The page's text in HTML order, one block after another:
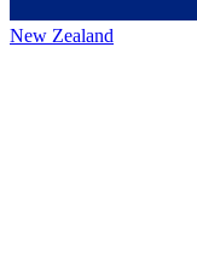
New Zealand